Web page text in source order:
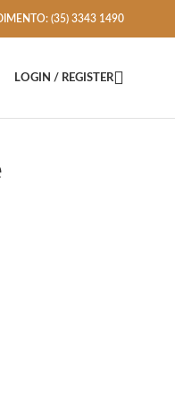
(35) 3343 1490
LOGIN / REGISTER